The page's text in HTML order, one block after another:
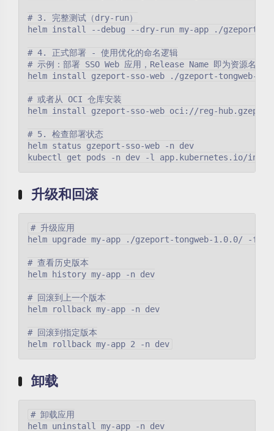
# 3. 完整测试（dry-run）
helm install --debug --dry-run my-app ./gzeport-
# 4. 正式部署 - 使用优化的命名逻辑
# 示例：部署 SSO Web 应用，Release Name 即为资源名称
helm install gzeport-sso-web ./gzeport-tongweb-
# 或者从 OCI 仓库安装
helm install gzeport-sso-web oci://reg-
# 5. 检查部署状态
helm status gzeport-sso-web -n dev
升级和回滚
# 升级应用
helm upgrade my-app ./gzeport-tongweb-1.0.0/ -f
# 查看历史版本
helm history my-app -n dev
# 回滚到上一个版本
helm rollback my-app -n dev
# 回滚到指定版本
卸载
# 卸载应用
helm uninstall my-app -n dev